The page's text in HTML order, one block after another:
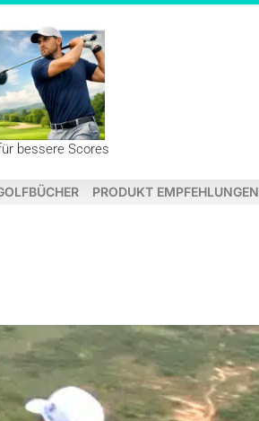
bessere Scores
PRODUKT EMPFEHLUNGEN